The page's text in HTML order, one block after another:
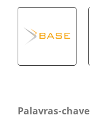
Palavras-chave